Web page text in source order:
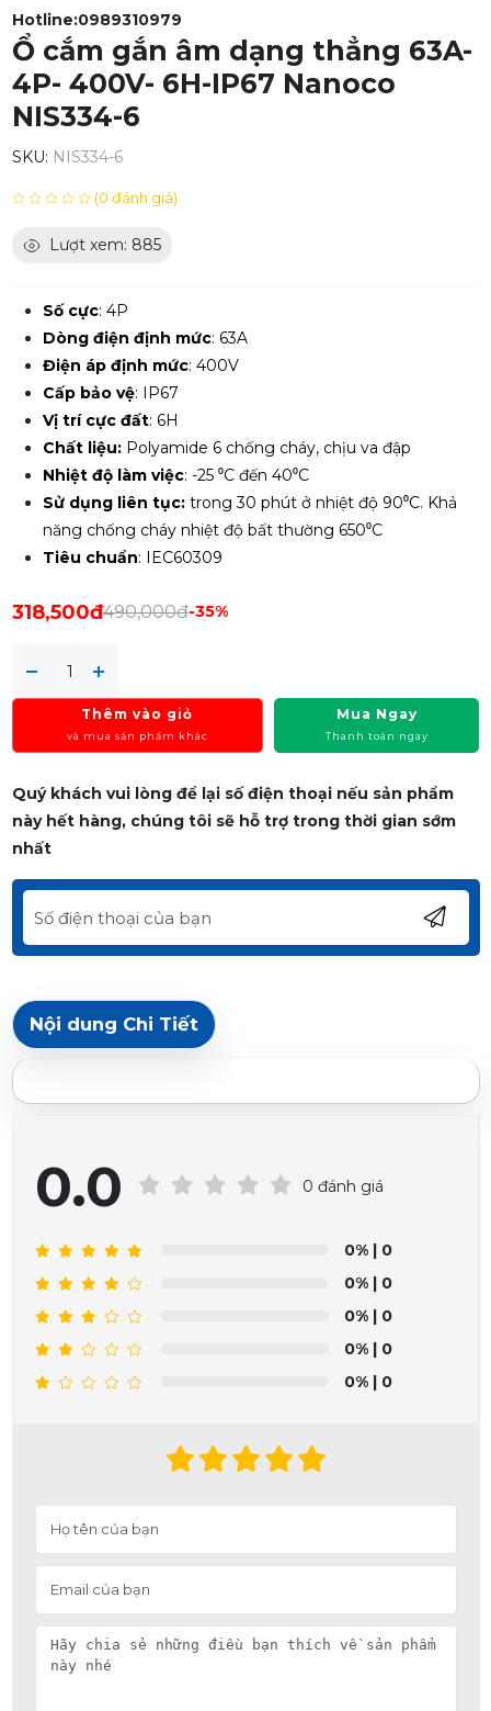
Hotline:0989310979
Ổ cắm gắn âm dạng thẳng 63A-
4P- 400V- 6H-IP67 Nanoco
NIS334-6
SKU: NIS334-6
(0 đánh giá)
Lượt xem: 885
Số cực: 4P
Dòng điện định mức: 63A
Điện áp định mức: 400V
Cấp bảo vệ: IP67
Vị trí cực đất: 6H
Chất liệu:Polyamide 6 chống cháy, chịu va đập
Nhiệt độ làm việc: -25 ⁰C đến 40⁰C
Sử dụng liên tục:trong 30 phút ở nhiệt độ 90⁰C. Khả
năng chống cháy nhiệt độ bất thường 650⁰C
Tiêu chuẩn: IEC60309
318,500đ490,000đ-35%
Thêm vào giỏ
và mua sản phẩm khác
Mua Ngay
Thanh toán ngay
Quý khách vui lòng để lại số điện thoại nếu sản phẩm
này hết hàng, chúng tôi sẽ hỗ trợ trong thời gian sớm
nhất
Nội dung Chi Tiết
0.0 0 đánh giá
0% | 0
0% | 0
0% | 0
0% | 0
0% | 0